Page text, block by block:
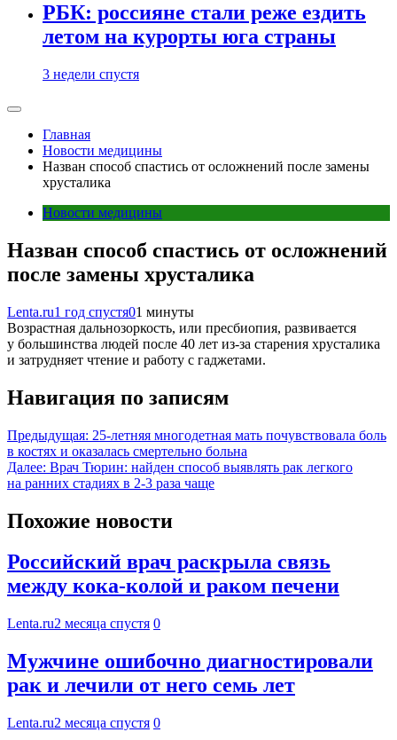
РБК: россияне стали реже ездить
летом на курорты юга страны
3 недели спустя
Главная
Новости медицины
Назван способ спастись от осложнений после замены
хрусталика
Новости медицины
Назван способ спастись от осложнений
после замены хрусталика
Lenta.ru1 год спустя01 минуты
Возрастная дальнозоркость, или пресбиопия, развивается
у большинства людей после 40 лет из-за старения хрусталика
и затрудняет чтение и работу с гаджетами.
Навигация по записям
Предыдущая: 25-летняя многодетная мать почувствовала боль
в костях и оказалась смертельно больна
Далее: Врач Тюрин: найден способ выявлять рак легкого
на ранних стадиях в 2-3 раза чаще
Похожие новости
Российский врач раскрыла связь
между кока-колой и раком печени
Lenta.ru2 месяца спустя 0
Мужчине ошибочно диагностировали
рак и лечили от него семь лет
Lenta.ru2 месяца спустя 0